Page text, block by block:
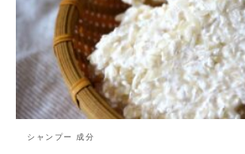
シャンプー 成分